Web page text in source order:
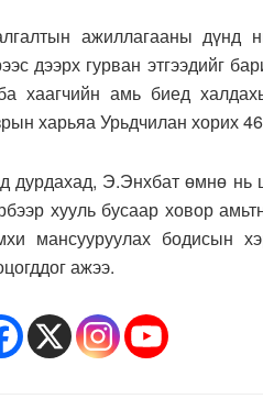
ажиллагааны дүнд
дээрх гурван этгээдийг
хаагчийн амь биед
харьяа Урьдчилан хорих
дурдахад, Э.Энхбат өмнө нь
хууль бусаар ховор
мансууруулах бодисын
ажээ.